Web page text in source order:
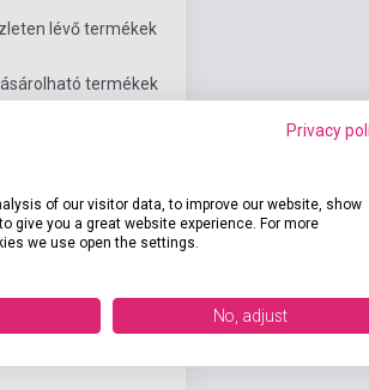
lévő termékek
termékek
Privacy
of our visitor data, to improve our website, show
give you a great website experience. For more
we use open the settings.
No, adjust